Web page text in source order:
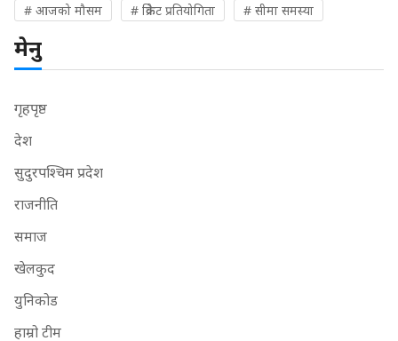
# आजको मौसम # क्रिकेट प्रतियोगिता # सीमा समस्या
मेनु
गृहपृष्ठ
देश
सुदुरपश्चिम प्रदेश
राजनीति
समाज
खेलकुद
युनिकोड
हाम्रो टीम